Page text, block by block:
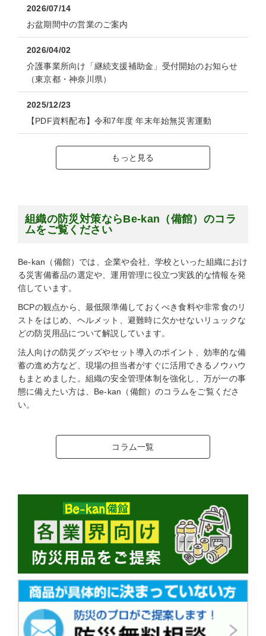
2026/07/14
お盆期間中の営業のご案内
2026/04/02
介護事業所向け「継続支援補助金」受付開始のお知らせ
（東京都・神奈川県）
2025/12/23
【PDF資料配布】令和7年度 年末年始無災害運動
もっと見る
組織の防災対策ならBe-kan（備館）のコラ
ムをご覧ください
Be-kan（備館）では、企業や会社、学校といった組織におけ
る災害備蓄品の選定や、運用管理に役立つ実践的な情報を発
信しています。
BCPの観点から、最低限準備しておくべき食料や非常食のリ
ストをはじめ、ヘルメット、避難時に欠かせないリュックな
どの防災用品について解説しています。
法人向けの防災グッズやセット導入のポイント、効率的な備
蓄の進め方など、現場の担当者がすぐに活用できるノウハウ
もまとめました。組織の安全管理体制を強化し、万が一の事
態に備えたい方は、Be-kan（備館）のコラムをご覧くださ
い。
コラム一覧